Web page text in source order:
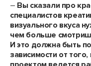
– Вы сказали про
специалистов
визуального вкуса
чем больше
И это должна быть
зависимости от